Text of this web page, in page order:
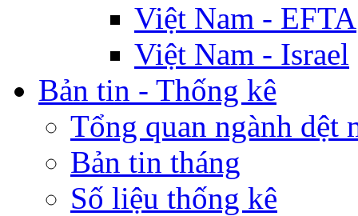
Việt Nam - EFTA
Việt Nam - Israel
Bản tin - Thống kê
Tổng quan ngành dệt
Bản tin tháng
Số liệu thống kê